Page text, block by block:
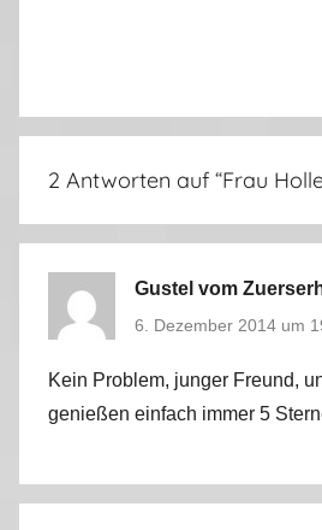
s
a
n
2
0
/
2 Antworten auf “Frau
Gustel vom
6. Dezember 2014 um
Kein Problem, junger Freund,
genießen einfach immer 5